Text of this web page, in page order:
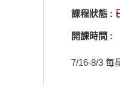
課程狀態 :
開課時間 :
7/16-8/3 每